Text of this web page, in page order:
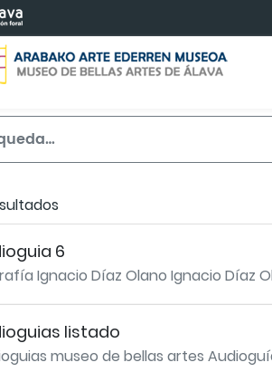
6
Ignacio Díaz Olano Ignacio Díaz
listado
museo de bellas artes